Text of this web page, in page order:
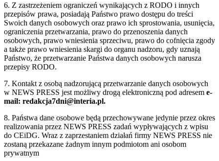
6. Z zastrzeżeniem ograniczeń wynikających z RODO i innych
przepisów prawa, posiadają Państwo prawo dostępu do treści
Swoich danych osobowych oraz prawo ich sprostowania, usunięcia,
ograniczenia przetwarzania, prawo do przenoszenia danych
osobowych, prawo wniesienia sprzeciwu, prawo do cofnięcia zgody
a także prawo wniesienia skargi do organu nadzoru, gdy uznają
Państwo, że przetwarzanie Państwa danych osobowych narusza
przepisy RODO.
7. Kontakt z osobą nadzorującą przetwarzanie danych osobowych
w NEWS PRESS jest możliwy drogą elektroniczną pod adresem e-
mail: redakcja7dni@interia.pl.
8. Państwa dane osobowe będą przechowywane jedynie przez okres
realizowania przez NEWS PRESS zadań wypływających z wpisu
do CEiDG. Wraz z zaprzestaniem działań firmy NEWS PRESS nie
zostaną przekazane żadnym innym podmiotom ani osobom
prywatnym